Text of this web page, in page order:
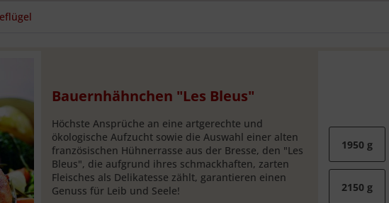
Bauernhähnchen "Les Bleus"
Höchste Ansprüche an eine artgerechte und
ökologische Aufzucht sowie die Auswahl einer alten
französischen Hühnerrasse aus der Bresse, den "Les
Bleus", die aufgrund ihres schmackhaften, zarten
Fleisches als Delikatesse zählt, garantieren einen
Genuss für Leib und Seele!
1950 g
2150 g